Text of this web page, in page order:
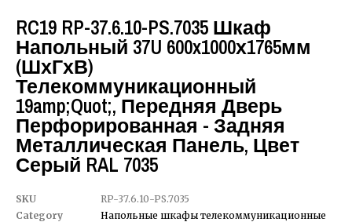
RC19 RP-37.6.10-PS.7035 Шкаф
Напольный 37U 600x1000х1765мм
(ШхГхВ)
Телекоммуникационный
19amp;quot;, Передняя Дверь
Перфорированная - Задняя
Металлическая Панель, Цвет
Серый RAL 7035
SKU
RP-37.6.10-PS.7035
Category
Напольные шкафы телекоммуникационные